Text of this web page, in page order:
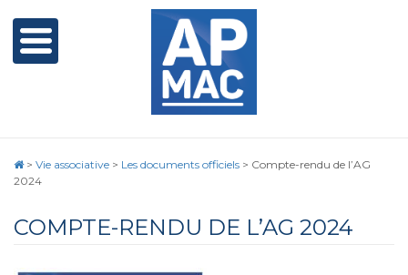
> Vie associative > Les documents officiels > Compte-rendu de l’AG
2024
COMPTE-RENDU DE L’AG 2024